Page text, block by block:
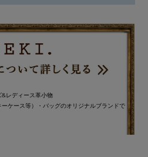
レディース革小物
ーケース等）・バッグのオリジナルブランドで